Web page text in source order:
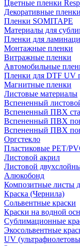
Цветные пленки
Декоративные пленки
Пленки SOMITAPE
Материалы для
Пленки для
Монтажные пленки
Витражные пленки
Автомобильные
Пленки для DTF UV
Магнитные пленки
Листовые материалы
Вспененный
Вспененный ПВХ
Вспененный ПВХ
Вспененный ПВХ
Оргстекло
Пластиковые PET/
Листовой акрил
Листовой
Алюкобонд
Композитные листы
Краска (Чернила)
Сольвентные краски
Краски на водной
Сублимационные
Экосольвентные
UV